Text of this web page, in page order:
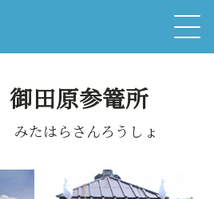
田原参篭所
みたはらさんろうしょ